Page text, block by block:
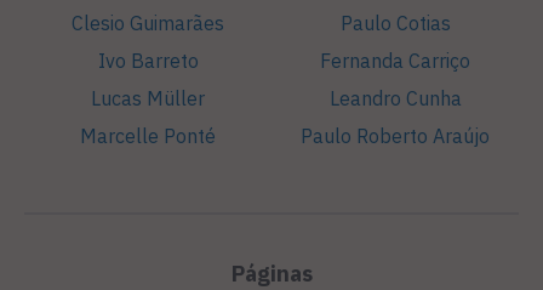
Clesio Guimarães
Ivo Barreto
Lucas Müller
Marcelle Ponté
Paulo Cotias
Fernanda Carriço
Leandro Cunha
Paulo Roberto Araújo
Páginas